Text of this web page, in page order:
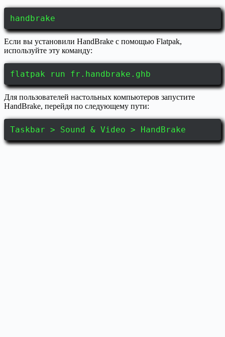
handbrake
Если вы установили HandBrake с помощью Flatpak,
используйте эту команду:
flatpak run fr.handbrake.ghb
Для пользователей настольных компьютеров запустите
HandBrake, перейдя по следующему пути:
Taskbar > Sound & Video > HandBrake